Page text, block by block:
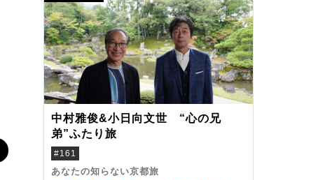
中村雅俊&小日向文世 “心の兄
弟”ふたり旅
#161
あなたの知らない京都旅